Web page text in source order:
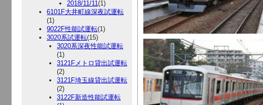
2018/11/11(1)
6101F大井町線深夜試運転
(1)
9022F性能試運転(1)
3020系試運転(15)
3020系深夜性能試運転
(1)
3121Fメトロ貸出試運転
(2)
3121F埼玉線貸出試運転
(2)
3122F新造性能試運転